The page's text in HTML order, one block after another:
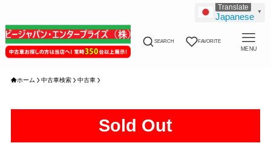
SEARCH FAVORITE
MENU
ホーム 中古車検索 中古車
Sold Out
Japanese ▼